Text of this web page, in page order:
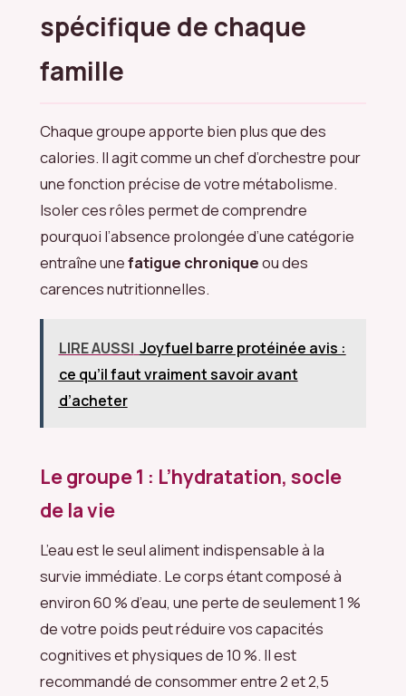
spécifique de chaque
famille
Chaque groupe apporte bien plus que des
calories. Il agit comme un chef d’orchestre pour
une fonction précise de votre métabolisme.
Isoler ces rôles permet de comprendre
pourquoi l’absence prolongée d’une catégorie
entraîne unefatigue chroniqueou des
carences nutritionnelles.
LIRE AUSSI Joyfuel barre protéinée avis :
ce qu’il faut vraiment savoir avant
d’acheter
Le groupe 1 : L’hydratation, socle
de la vie
L’eau est le seul aliment indispensable à la
survie immédiate. Le corps étant composé à
environ 60 % d’eau, une perte de seulement 1 %
de votre poids peut réduire vos capacités
cognitives et physiques de 10 %. Il est
recommandé de consommer entre 2 et 2,5